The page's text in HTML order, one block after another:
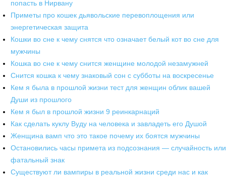
попасть в Нирвану
Приметы про кошек дьявольские перевоплощения или
энергетическая защита
Кошки во сне к чему снятся что означает белый кот во сне для
мужчины
Кошка во сне к чему снится женщине молодой незамужней
Снится кошка к чему знаковый сон с субботы на воскресенье
Кем я была в прошлой жизни тест для женщин облик вашей
Души из прошлого
Кем я был в прошлой жизни 9 реинкарнаций
Как сделать куклу Вуду на человека и завладеть его Душой
Женщина вамп что это такое почему их боятся мужчины
Остановились часы примета из подсознания — случайность или
фатальный знак
Существуют ли вампиры в реальной жизни среди нас и как